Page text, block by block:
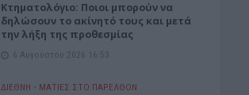
Κτηματολόγιο: Ποιοι μπορούν να
δηλώσουν το ακίνητό τους και μετά
την λήξη της προθεσμίας
6 Αυγούστου 2026 16:53
ΔΙΕΘΝΗ • ΜΑΤΙΕΣ ΣΤΟ ΠΑΡΕΛΘΟΝ